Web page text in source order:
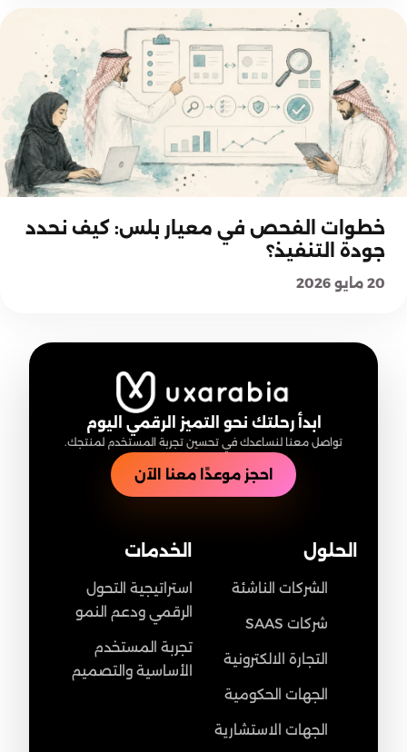
خطوات الفحص في معيار بلس: كيف نحدد
جودة التنفيذ؟
20 مايو 2026
ابدأ رحلتك نحو التميز الرقمي اليوم
تواصل معنا لنساعدك في تحسين تجربة المستخدم لمنتجك.
احجز موعدًا معنا الآن
الخدمات
استراتيجية التحول
الرقمي ودعم النمو
تجربة المستخدم
الأساسية والتصميم
الحلول
الشركات الناشئة
شركات SAAS
التجارة الالكترونية
الجهات الحكومية
الجهات الاستشارية